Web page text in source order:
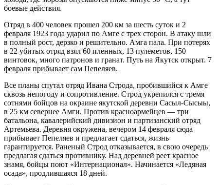
боевые действия.
Отряд в 400 человек прошел 200 км за шесть суток и 2
февраля 1923 года ударил по Амге с трех сторон. В атаку шли
в полный рост, дерзко и решительно. Амга пала. При потерях
в 22 убитых отряд взял 60 пленных, 13 пулеметов, 150
винтовок, много патронов и гранат. Путь на Якутск открыт. 7
февраля прибывает сам Пепеляев.
Все планы спутал отряд Ивана Строда, пробившийся к Амге
сквозь непогоду и сопротивление. Строд укрепился с тремя
сотнями бойцов на окраине якутской деревни Сасыл-Сысыы,
в 25 км севернее Амги. Против красноармейцев — три
батальона, кавалерийский дивизион и партизанский отряд
Артемьева. Деревня окружена, вечером 14 февраля сюда
прибывает Пепеляев и предлагает сдаться, жизнь
гарантируется. Раненый Строд отказывается, в свою очередь
предлагая сдаться противнику. Над деревней реет красное
знамя, бойцы поют «Интернационал». Начинается «Ледяная
осада», продлившаяся 18 дней.